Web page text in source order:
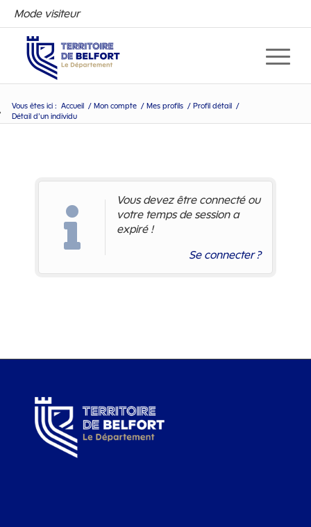
Mode visiteur
Vous êtes ici : Accueil / Mon compte / Mes profils / Profil détail /
Détail d’un individu
Vous devez être connecté ou
votre temps de session a
expiré !
Se connecter ?